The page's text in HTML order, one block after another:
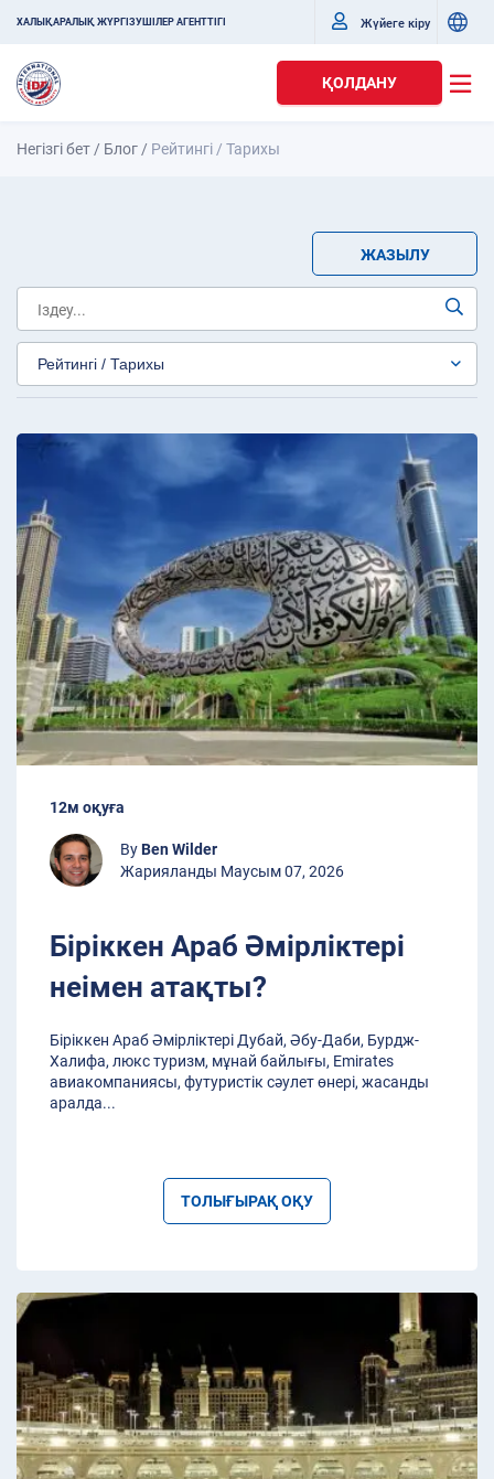
ХАЛЫҚАРАЛЫҚ ЖҮРГІЗУШІЛЕР АГЕНТТІГІ Жүйеге кіру
ҚОЛДАНУ
Негізгі бет / Блог / Рейтингі / Тарихы
ЖАЗЫЛУ
12м оқуға
ByBen Wilder
Жарияланды Маусым 07, 2026
Біріккен Араб Әмірліктері
неімен атақты?
Біріккен Араб Әмірліктері Дубай, Әбу-Даби, Бурдж-
Халифа, люкс туризм, мұнай байлығы, Emirates
авиакомпаниясы, футуристік сәулет өнері, жасанды
аралда...
ТОЛЫҒЫРАҚ ОҚУ